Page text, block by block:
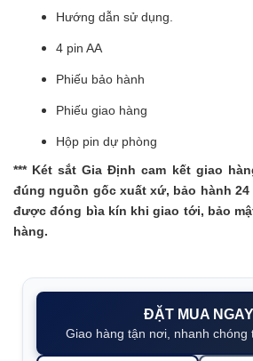
Hướng dẫn sử dụng.
4 pin AA
Phiếu bảo hành
Phiếu giao hàng
Hộp pin dự phòng
*** Két sắt Gia Định cam kết giao
đúng nguồn gốc xuất xứ, bảo hành
được đóng bìa kín khi giao tới, bảo
hàng.
ĐẶT MUA NGAY
Giao hàng tận nơi, nhanh chóng